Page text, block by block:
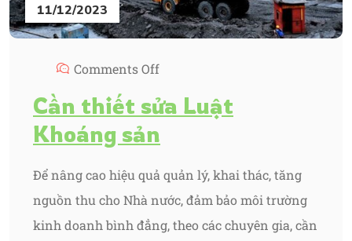
11/12/2023
Comments Off
Cần thiết sửa Luật
Khoáng sản
Để nâng cao hiệu quả quản lý, khai thác, tăng
nguồn thu cho Nhà nước, đảm bảo môi trường
kinh doanh bình đẳng, theo các chuyên gia, cần